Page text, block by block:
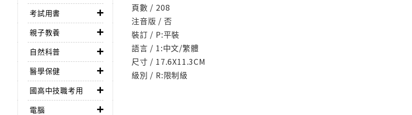
考試用書
親子教養
自然科普
醫學保健
國高中技職考用
電腦
頁數 / 208
注音版 / 否
裝訂 / P:平裝
語言 / 1:中文/繁體
尺寸 / 17.6X11.3CM
級別 / R:限制級